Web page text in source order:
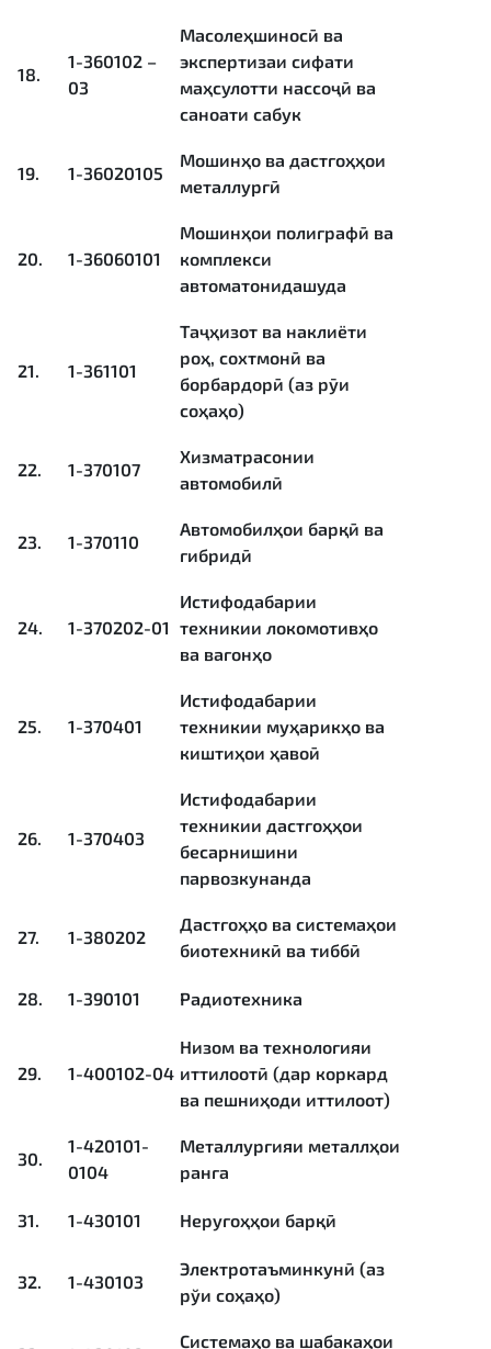
18.
1-360102 –
03
Масолеҳшиносӣ ва
экспертизаи сифати
маҳсулотти нассоҷӣ ва
саноати сабук
19. 1-36020105
Мошинҳо ва дастгоҳҳои
металлургӣ
20. 1-36060101
Мошинҳои полиграфӣ ва
комплекси
автоматонидашуда
21. 1-361101
Таҷҳизот ва наклиёти
роҳ, сохтмонӣ ва
борбардорӣ (аз рӯи
соҳаҳо)
22. 1-370107
Хизматрасонии
автомобилӣ
23. 1-370110
Автомобилҳои барқӣ ва
гибридӣ
24. 1-370202-01
Истифодабарии
техникии локомотивҳо
ва вагонҳо
25. 1-370401
Истифодабарии
техникии муҳарикҳо ва
киштиҳои ҳавоӣ
26. 1-370403
Истифодабарии
техникии дастгоҳҳои
бесарнишини
парвозкунанда
27. 1-380202
Дастгоҳҳо ва системаҳои
биотехникӣ ва тиббӣ
28. 1-390101 Радиотехника
29. 1-400102-04
Низом ва технологияи
иттилоотӣ (дар коркард
ва пешниҳоди иттилоот)
30.
1-420101-
0104
Металлургияи металлҳои
ранга
31. 1-430101 Неругоҳҳои барқӣ
32. 1-430103
Электротаъминкунӣ (аз
рўи соҳаҳо)
Системаҳо ва шабакаҳои